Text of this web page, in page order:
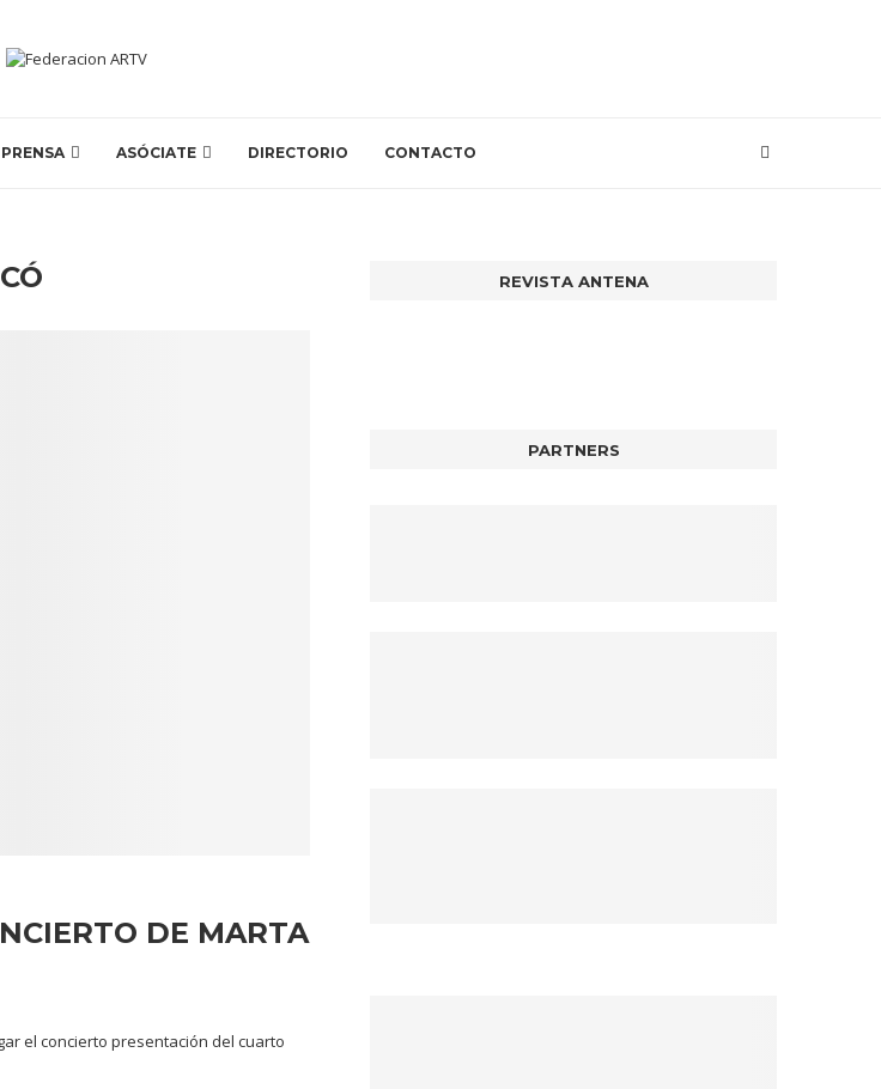
ASÓCIATE DIRECTORIO CONTACTO
DE MARTA
el concierto presentación del cuarto
REVISTA ANTENA
PARTNERS